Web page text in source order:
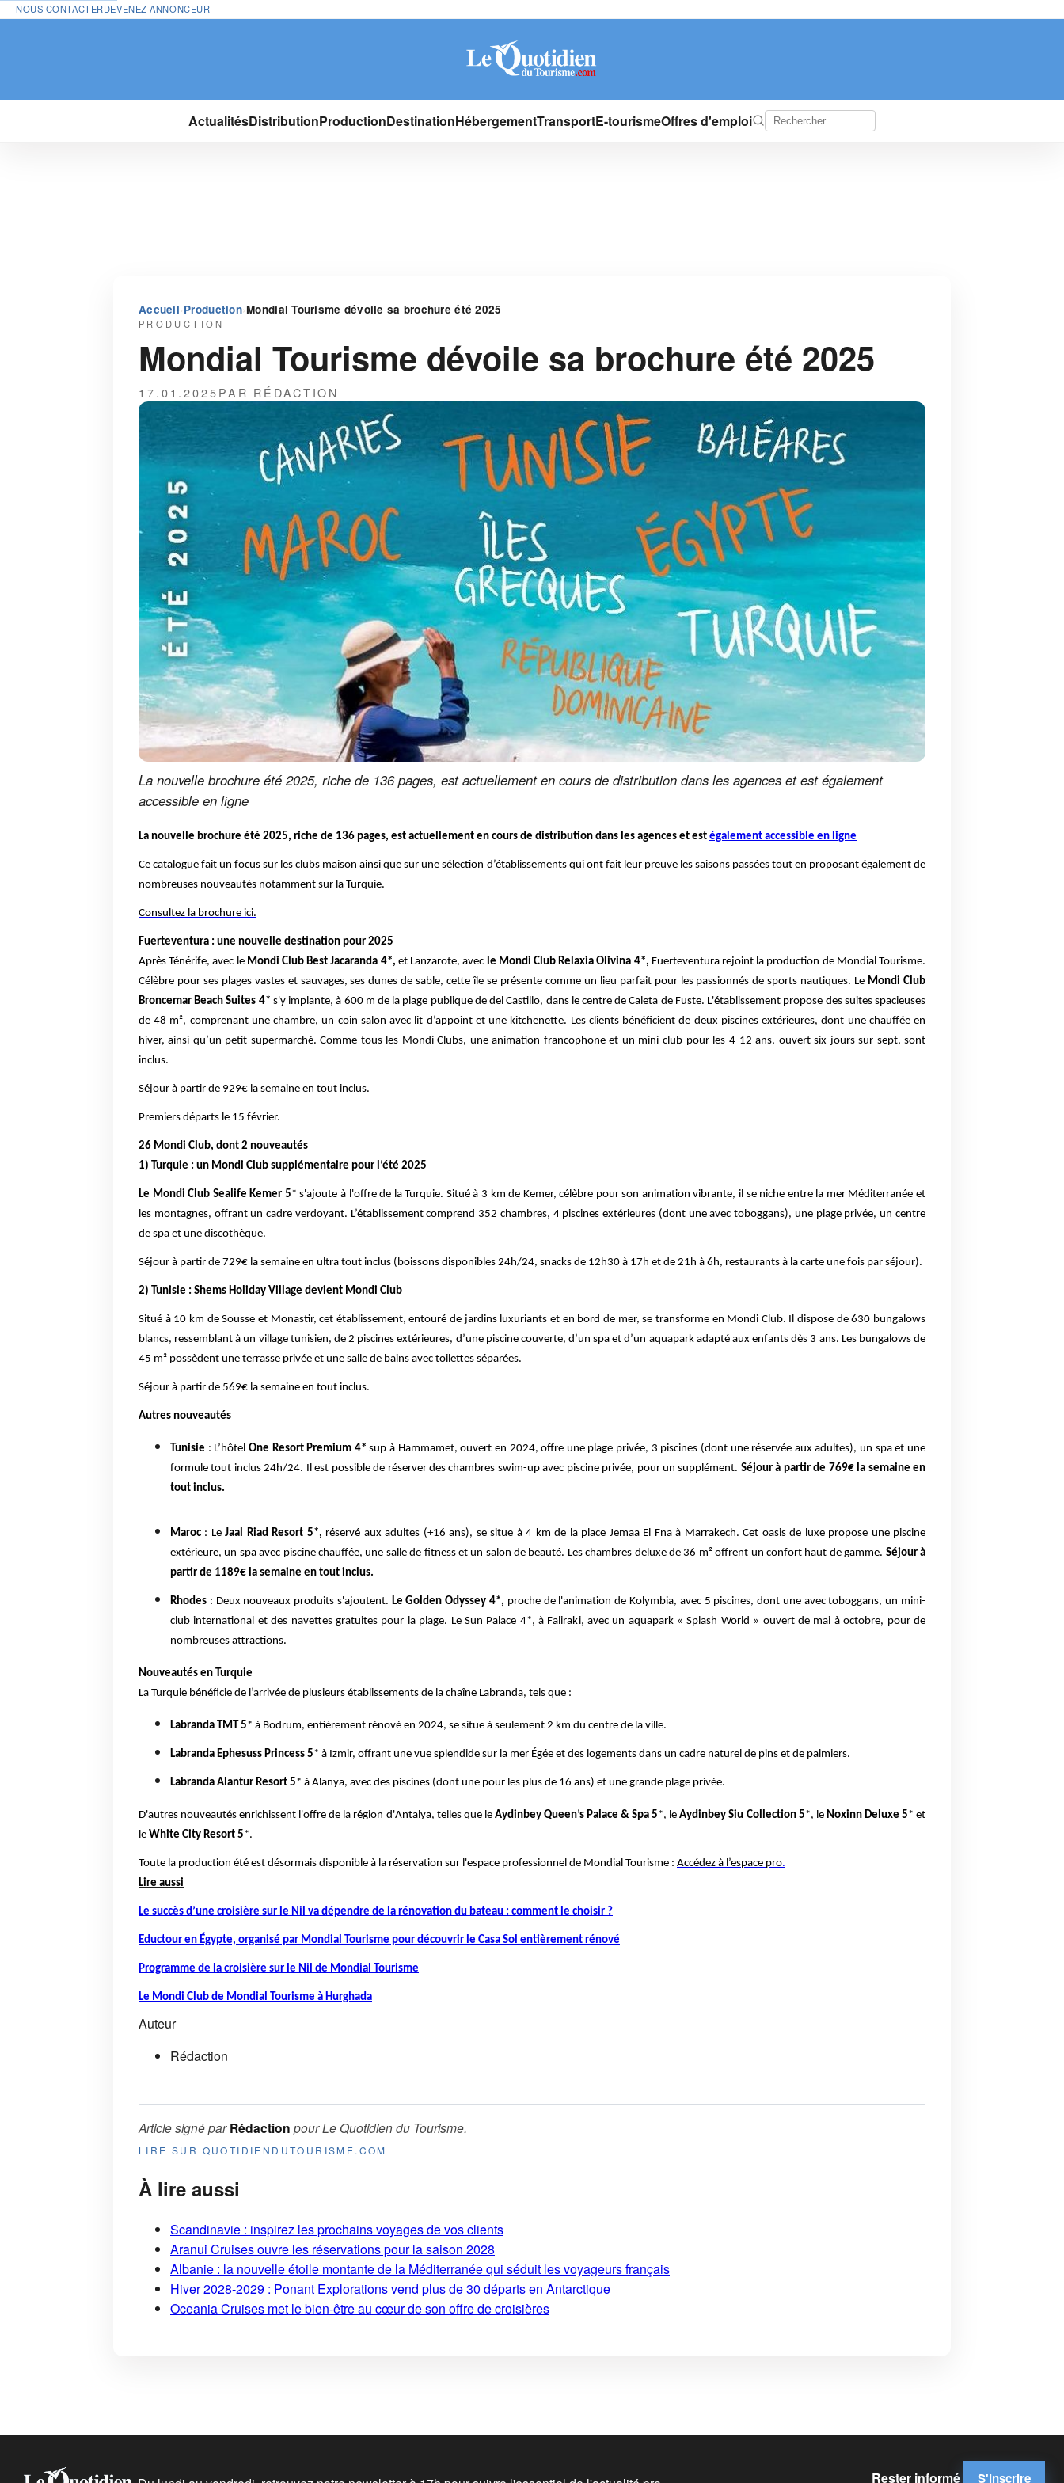
NOUS CONTACTERDEVENEZ ANNONCEUR
ActualitésDistributionProductionDestinationHébergementTransportE-tourismeOffres d'emploi
Accueil›Production›Mondial Tourisme dévoile sa brochure été 2025
PRODUCTION
Mondial Tourisme dévoile sa brochure été 2025
17.01.2025PAR RÉDACTION
La nouvelle brochure été 2025, riche de 136 pages, est actuellement en cours de distribution dans les agences et est également
accessible en ligne
La nouvelle brochure été 2025, riche de 136 pages, est actuellement en cours de distribution dans les agences et est également accessible en ligne
Ce catalogue fait un focus sur les clubs maison ainsi que sur une sélection d’établissements qui ont fait leur preuve les saisons passées tout en proposant également de
nombreuses nouveautés notamment sur la Turquie.
Consultez la brochure ici.
Fuerteventura : une nouvelle destination pour 2025
Après Ténérife, avec le Mondi Club Best Jacaranda 4*, et Lanzarote, avec le Mondi Club Relaxia Olivina 4*, Fuerteventura rejoint la production de Mondial Tourisme.
Célèbre pour ses plages vastes et sauvages, ses dunes de sable, cette île se présente comme un lieu parfait pour les passionnés de sports nautiques. Le Mondi Club
Broncemar Beach Suites 4* s'y implante, à 600 m de la plage publique de del Castillo, dans le centre de Caleta de Fuste. L'établissement propose des suites spacieuses
de 48 m², comprenant une chambre, un coin salon avec lit d’appoint et une kitchenette. Les clients bénéficient de deux piscines extérieures, dont une chauffée en
hiver, ainsi qu’un petit supermarché. Comme tous les Mondi Clubs, une animation francophone et un mini-club pour les 4-12 ans, ouvert six jours sur sept, sont
inclus.
Séjour à partir de 929€ la semaine en tout inclus.
Premiers départs le 15 février.
26 Mondi Club, dont 2 nouveautés
1) Turquie : un Mondi Club supplémentaire pour l’été 2025
Le Mondi Club Sealife Kemer 5* s'ajoute à l'offre de la Turquie. Situé à 3 km de Kemer, célèbre pour son animation vibrante, il se niche entre la mer Méditerranée et
les montagnes, offrant un cadre verdoyant. L’établissement comprend 352 chambres, 4 piscines extérieures (dont une avec toboggans), une plage privée, un centre
de spa et une discothèque.
Séjour à partir de 729€ la semaine en ultra tout inclus (boissons disponibles 24h/24, snacks de 12h30 à 17h et de 21h à 6h, restaurants à la carte une fois par séjour).
2) Tunisie : Shems Holiday Village devient Mondi Club
Situé à 10 km de Sousse et Monastir, cet établissement, entouré de jardins luxuriants et en bord de mer, se transforme en Mondi Club. Il dispose de 630 bungalows
blancs, ressemblant à un village tunisien, de 2 piscines extérieures, d’une piscine couverte, d’un spa et d’un aquapark adapté aux enfants dès 3 ans. Les bungalows de
45 m² possèdent une terrasse privée et une salle de bains avec toilettes séparées.
Séjour à partir de 569€ la semaine en tout inclus.
Autres nouveautés
Tunisie : L’hôtel One Resort Premium 4* sup à Hammamet, ouvert en 2024, offre une plage privée, 3 piscines (dont une réservée aux adultes), un spa et une
formule tout inclus 24h/24. Il est possible de réserver des chambres swim-up avec piscine privée, pour un supplément. Séjour à partir de 769€ la semaine en
tout inclus.
Maroc : LeJaal Riad Resort 5*, réservé aux adultes (+16 ans), se situe à 4 km de la place Jemaa El Fna à Marrakech. Cet oasis de luxe propose une piscine
extérieure, un spa avec piscine chauffée, une salle de fitness et un salon de beauté. Les chambres deluxe de 36 m² offrent un confort haut de gamme. Séjour à
partir de 1189€ la semaine en tout inclus.
Rhodes : Deux nouveaux produits s'ajoutent. Le Golden Odyssey 4*, proche de l'animation de Kolymbia, avec 5 piscines, dont une avec toboggans, un mini-
club international et des navettes gratuites pour la plage. Le Sun Palace 4*, à Faliraki, avec un aquapark « Splash World » ouvert de mai à octobre, pour de
nombreuses attractions.
Nouveautés en Turquie
La Turquie bénéficie de l’arrivée de plusieurs établissements de la chaîne Labranda, tels que :
Labranda TMT 5* à Bodrum, entièrement rénové en 2024, se situe à seulement 2 km du centre de la ville.
Labranda Ephesuss Princess 5* à Izmir, offrant une vue splendide sur la mer Égée et des logements dans un cadre naturel de pins et de palmiers.
Labranda Alantur Resort 5* à Alanya, avec des piscines (dont une pour les plus de 16 ans) et une grande plage privée.
D'autres nouveautés enrichissent l'offre de la région d'Antalya, telles que le Aydinbey Queen’s Palace & Spa 5*, leAydinbey Siu Collection 5*, le Noxinn Deluxe 5* et
le White City Resort 5*.
Toute la production été est désormais disponible à la réservation sur l'espace professionnel de Mondial Tourisme : Accédez à l’espace pro.
Lire aussi
Le succès d’une croisière sur le Nil va dépendre de la rénovation du bateau : comment le choisir ?
Eductour en Égypte, organisé par Mondial Tourisme pour découvrir le Casa Sol entièrement rénové
Programme de la croisière sur le Nil de Mondial Tourisme
Le Mondi Club de Mondial Tourisme à Hurghada
Auteur
Rédaction
Article signé parRédaction pourLe Quotidien du Tourisme.
LIRE SUR QUOTIDIENDUTOURISME.COM
À lire aussi
Scandinavie : inspirez les prochains voyages de vos clients
Aranui Cruises ouvre les réservations pour la saison 2028
Albanie : la nouvelle étoile montante de la Méditerranée qui séduit les voyageurs français
Hiver 2028-2029 : Ponant Explorations vend plus de 30 départs en Antarctique
Oceania Cruises met le bien-être au cœur de son offre de croisières
Rester informé S'inscrire